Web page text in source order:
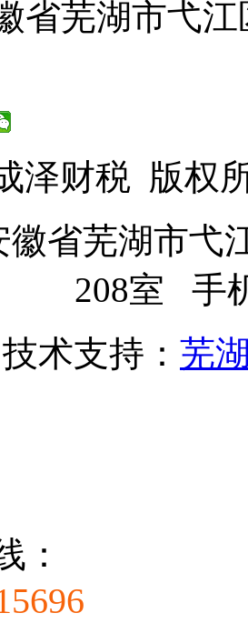
省芜湖市弋
泽财税 版权
徽省芜湖市弋
208室 手
技术支持： 芜
：